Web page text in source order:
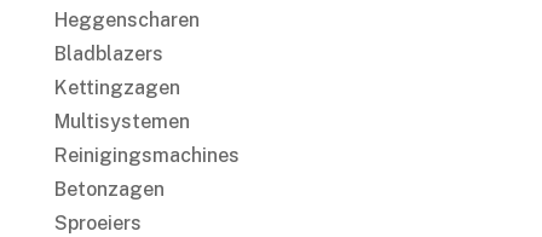
Heggenscharen
Bladblazers
Kettingzagen
Multisystemen
Reinigingsmachines
Betonzagen
Sproeiers